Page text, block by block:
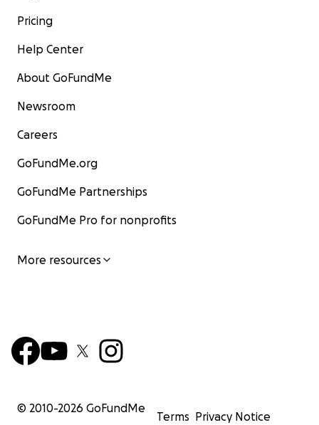
Pricing
Help Center
About GoFundMe
Newsroom
Careers
GoFundMe.org
GoFundMe Partnerships
GoFundMe Pro for nonprofits
More resources
© 2010-2026 GoFundMe
Terms Privacy Notice